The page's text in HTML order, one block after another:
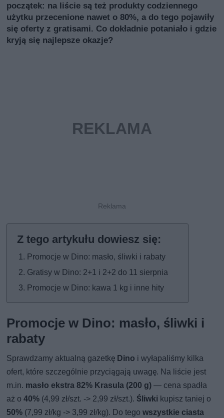
początek: na liście są też produkty codziennego
użytku przecenione nawet o 80%, a do tego pojawiły
się oferty z gratisami. Co dokładnie potaniało i gdzie
kryją się najlepsze okazje?
Promocje w Dino: masło, śliwki i rabaty
Gratisy w Dino: 2+1 i 2+2 do 11 sierpnia
Promocje w Dino: kawa 1 kg i inne hity
Promocje w Dino: masło, śliwki i
rabaty
Sprawdzamy aktualną gazetkę Dino i wyłapaliśmy kilka
ofert, które szczególnie przyciągają uwagę. Na liście jest
m.in. masło ekstra 82% Krasula (200 g) — cena spadła
aż o40% (4,99 zł/szt. -> 2,99 zł/szt.). Śliwki kupisz taniej o
50% (7,99 zł/kg -> 3,99 zł/kg). Do tegowszystkie ciasta